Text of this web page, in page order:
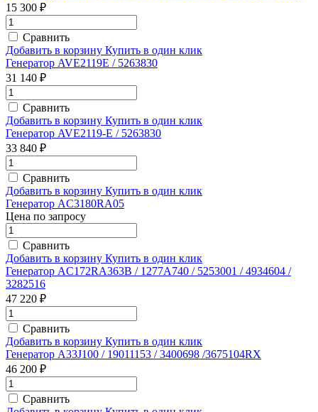
15 300 ₽
Сравнить
Добавить в корзину Купить в один клик
Генератор AVE2119E / 5263830
31 140 ₽
Сравнить
Добавить в корзину Купить в один клик
Генератор AVE2119-E / 5263830
33 840 ₽
Сравнить
Добавить в корзину Купить в один клик
Генератор AC3180RA05
Цена по запросу
Сравнить
Добавить в корзину Купить в один клик
Генератор AC172RA363B / 1277A740 / 5253001 / 4934604 /
3282516
47 220 ₽
Сравнить
Добавить в корзину Купить в один клик
Генератор A33J100 / 19011153 / 3400698 /3675104RX
46 200 ₽
Сравнить